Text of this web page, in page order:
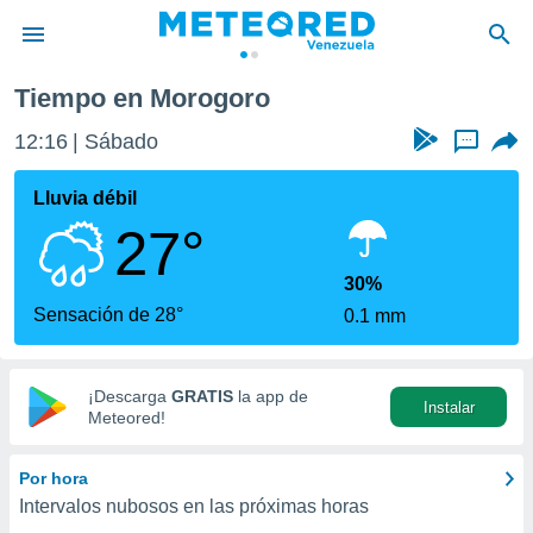
de
ha
para
que se
calidad.
a este
las
y
digital
basada
Tiempo en Morogoro
12:16 Sábado ...
Lluvia débil
27°
Sensación de 28°
30%
0.1 mm
¡Descarga GRATIS la app de
Meteored!
Instalar
Por hora
Intervalos nubosos en las próximas horas